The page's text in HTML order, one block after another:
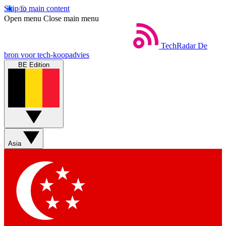
Skip to main content
Open menu Close main menu
TechRadar De
bron voor tech-koopadvies
BE Edition
Asia